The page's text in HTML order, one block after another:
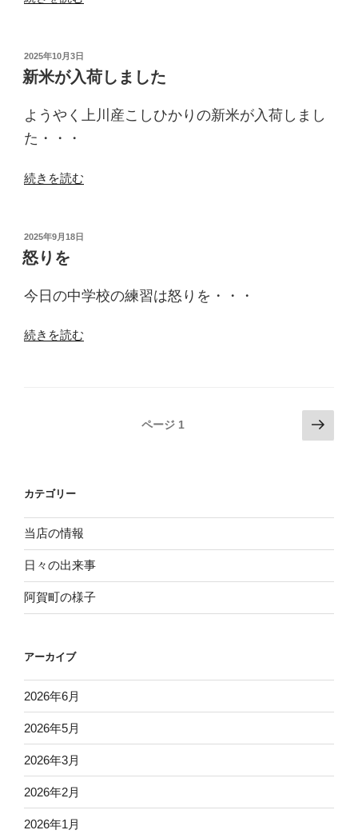
de
マ
シ
ェ”
投
稿
日:
2025年10月3日
新米が入荷しました
ようやく上川産こしひかりの新米が入荷しまし
た・・・
“新
入
荷
ま
た”
続きを読む
投
稿
日:
2025年9月18日
怒りを
今日の中学校の練習は怒りを・・・
“怒
続きを読む
ビ
ー
シ
ョ
ン
ページ 1
次
の
カテゴリー
当店の情報
日々の出来事
阿賀町の様子
アーカイブ
2026年6月
2026年5月
2026年3月
2026年2月
2026年1月